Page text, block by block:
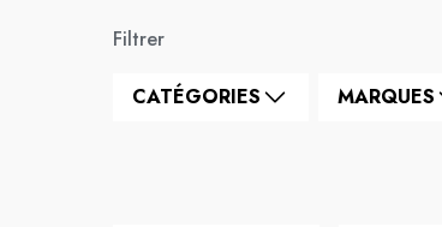
Filtrer
CATÉGORIES MARQUES